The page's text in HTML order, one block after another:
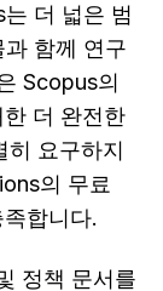
더 넓은 범
함께 연구
Scopus의
더 완전한
히 요구하지
의 무료
합니다.
정책 문서를